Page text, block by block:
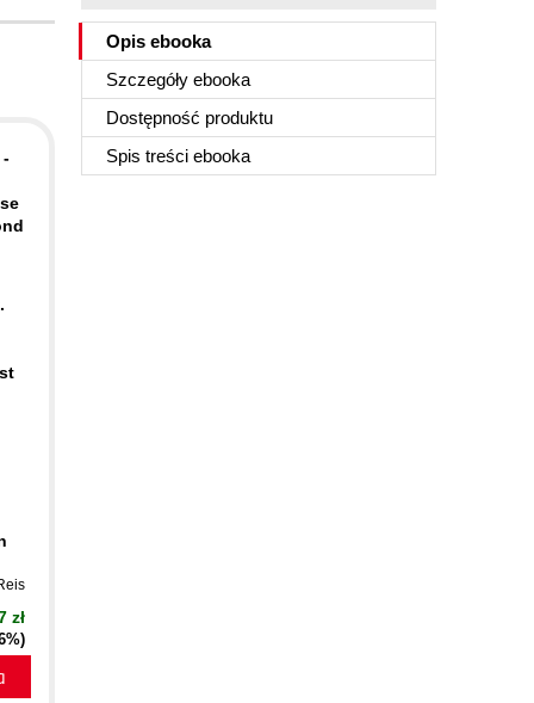
Opis ebooka
Szczegóły ebooka
Dostępność produktu
Spis treści ebooka
-
zł